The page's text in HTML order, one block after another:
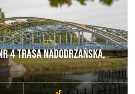
4 Trasa Nadodrzańska,